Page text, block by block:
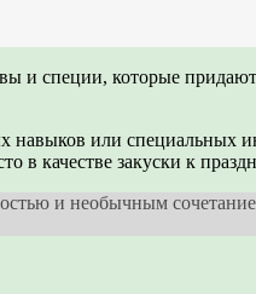
и специи, которые
навыков или специальных
качестве закуски к
и необычным